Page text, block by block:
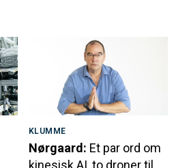
KLUMME
Nørgaard: Et par ord om
kinesisk AI, to droner til